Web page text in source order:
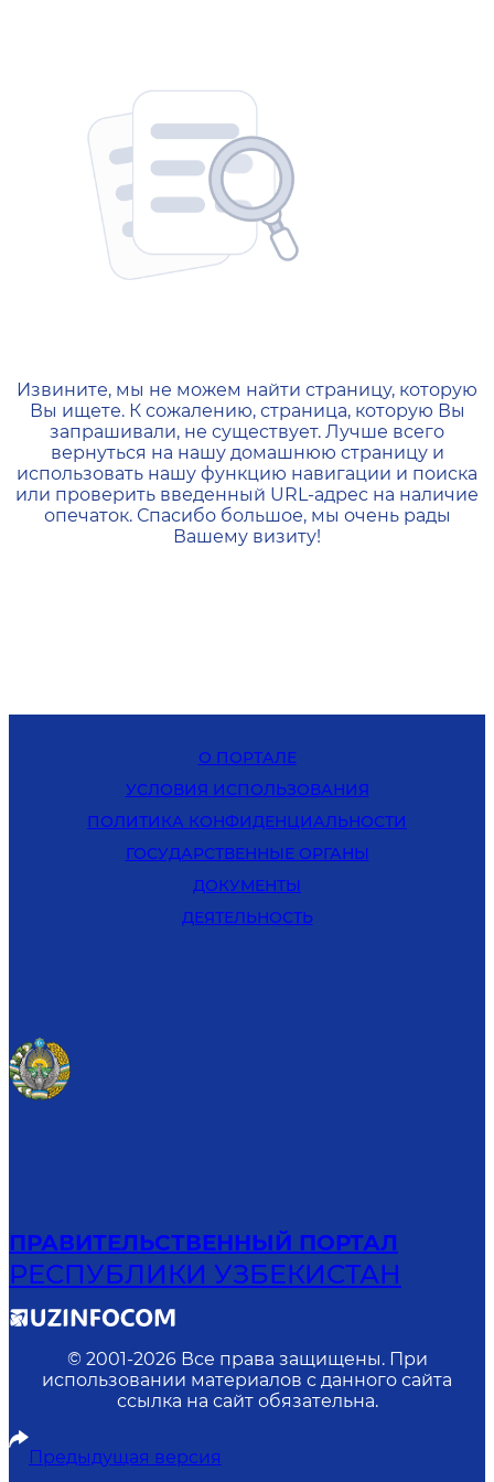
404 — Страница не
Извините, мы не можем найти страницу, которую
Вы ищете. К сожалению, страница, которую Вы
запрашивали, не существует. Лучше всего
вернуться на нашу домашнюю страницу и
использовать нашу функцию навигации и поиска
или проверить введенный URL-адрес на наличие
опечаток. Спасибо большое, мы очень рады
Вашему визиту!
О ПОРТАЛЕ
УСЛОВИЯ ИСПОЛЬЗОВАНИЯ
ПОЛИТИКА КОНФИДЕНЦИАЛЬНОСТИ
ГОСУДАРСТВЕННЫЕ ОРГАНЫ
ДОКУМЕНТЫ
ДЕЯТЕЛЬНОСТЬ
ПРАВИТЕЛЬСТВЕННЫЙ ПОРТАЛ
РЕСПУБЛИКИ УЗБЕКИСТАН
© 2001-2026 Все права защищены. При
использовании материалов с данного сайта
ссылка на сайт обязательна.
Предыдущая версия